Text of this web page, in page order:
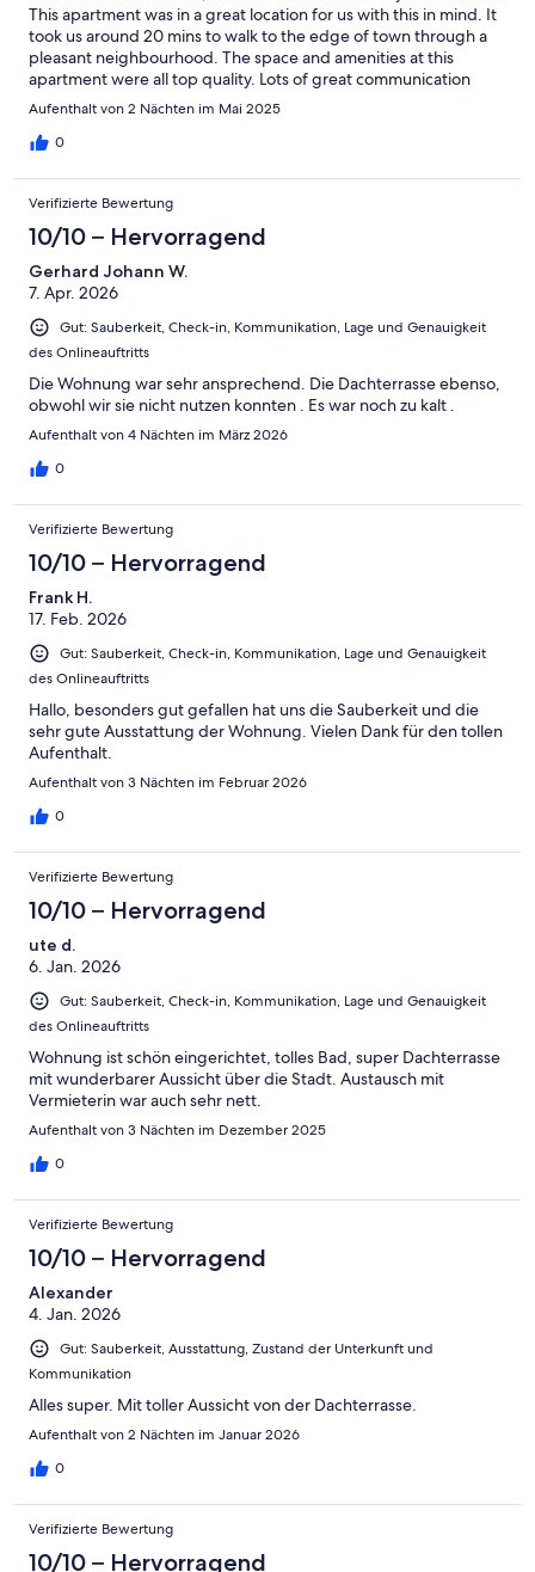
This apartment was in a great location for us with this in mind. It
took us around 20 mins to walk to the edge of town through a
pleasant neighbourhood. The space and amenities at this
apartment were all top quality. Lots of great communication
from the owner. Thank you
Aufenthalt von 2 Nächten im Mai 2025
0
Verifizierte Bewertung
10/10 – Hervorragend
Gerhard Johann W.
7. Apr. 2026
Gut: Sauberkeit, Check-in, Kommunikation, Lage und Genauigkeit
des Onlineauftritts
Die Wohnung war sehr ansprechend. Die Dachterrasse ebenso,
obwohl wir sie nicht nutzen konnten . Es war noch zu kalt .
Aufenthalt von 4 Nächten im März 2026
0
Verifizierte Bewertung
10/10 – Hervorragend
Frank H.
17. Feb. 2026
Gut: Sauberkeit, Check-in, Kommunikation, Lage und Genauigkeit
des Onlineauftritts
Hallo, besonders gut gefallen hat uns die Sauberkeit und die
sehr gute Ausstattung der Wohnung. Vielen Dank für den tollen
Aufenthalt.
Aufenthalt von 3 Nächten im Februar 2026
0
Verifizierte Bewertung
10/10 – Hervorragend
ute d.
6. Jan. 2026
Gut: Sauberkeit, Check-in, Kommunikation, Lage und Genauigkeit
des Onlineauftritts
Wohnung ist schön eingerichtet, tolles Bad, super Dachterrasse
mit wunderbarer Aussicht über die Stadt. Austausch mit
Vermieterin war auch sehr nett.
Aufenthalt von 3 Nächten im Dezember 2025
0
Verifizierte Bewertung
10/10 – Hervorragend
Alexander
4. Jan. 2026
Gut: Sauberkeit, Ausstattung, Zustand der Unterkunft und
Kommunikation
Alles super. Mit toller Aussicht von der Dachterrasse.
Aufenthalt von 2 Nächten im Januar 2026
0
Verifizierte Bewertung
10/10 – Hervorragend